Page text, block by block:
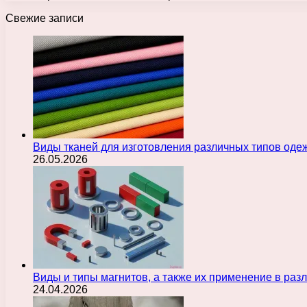
Свежие записи
Виды тканей для изготовления различных типов
26.05.2026
Виды и типы магнитов, а также их применение в
24.04.2026